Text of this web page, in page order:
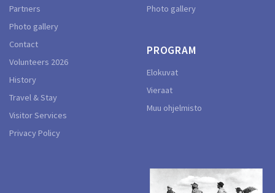
Partners
Photo gallery
Contact
Volunteers 2026
History
Travel & Stay
Visitor Services
Privacy Policy
Photo gallery
PROGRAM
Elokuvat
Vieraat
Muu ohjelmisto